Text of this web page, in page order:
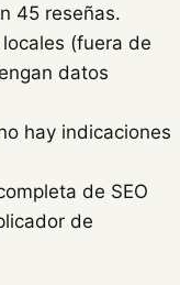
45 reseñas.
(fuera de
datos
hay indicaciones
de SEO
de